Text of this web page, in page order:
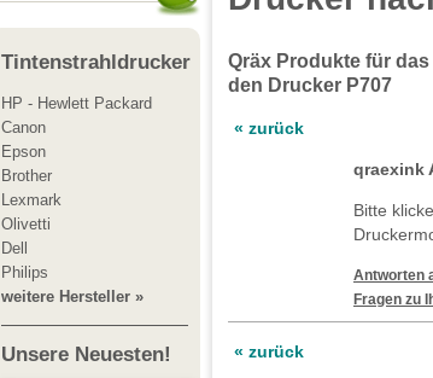
Tintenstrahldrucker
HP - Hewlett Packard
Canon
Epson
Brother
Lexmark
Olivetti
Dell
Philips
weitere Hersteller »
Unsere Neuesten!
Qräx Produkte für
den Drucker P707
« zurück
qraexink
Bitte
Antworten
Fragen zu
« zurück